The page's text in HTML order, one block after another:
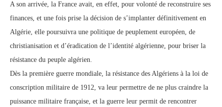
A son arrivée, la France avait, en effet, pour volonté de reconstruire ses
finances, et une fois prise la décision de s’implanter définitivement en
Algérie, elle poursuivra une politique de peuplement européen, de
christianisation et d’éradication de l’identité algérienne, pour briser la
résistance du peuple algérien.
Dès la première guerre mondiale, la résistance des Algériens à la loi de
conscription militaire de 1912, va leur permettre de ne plus craindre la
puissance militaire française, et la guerre leur permit de rencontrer